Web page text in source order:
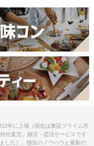
年に上場（現在は東証プライム市
社直営」婚活・恋活サービスです
した）。独自のノウハウと最新の